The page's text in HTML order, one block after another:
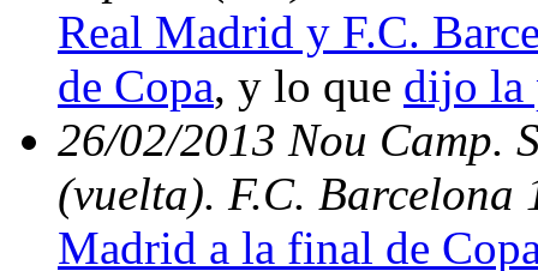
Real Madrid y F.C.
de Copa, y lo que dijo la
26/02/2013 Nou Camp.
(vuelta). F.C.
Madrid a la final de